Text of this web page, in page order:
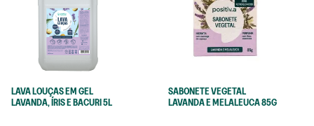
LAVA LOUÇAS EM GEL
LAVANDA, ÍRIS E BACURI 5L
SABONETE VEGETAL
LAVANDA E MELALEUCA 85G